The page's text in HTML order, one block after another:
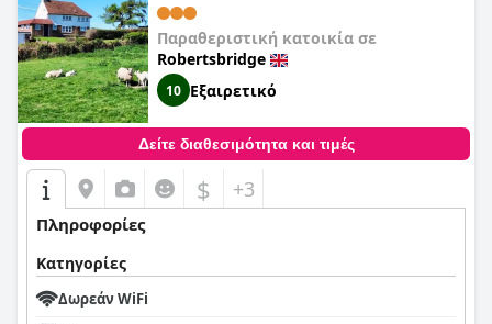
Παραθεριστική κατοικία σε
Robertsbridge
10 Εξαιρετικό
Δείτε διαθεσιμότητα και τιμές
$ +3
Πληροφορίες
Κατηγορίες
Δωρεάν WiFi